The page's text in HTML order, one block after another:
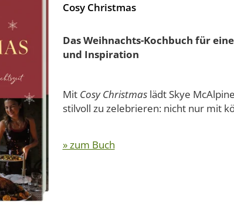
Cosy Christmas
Das Weihnachts-Kochbuch für
und Inspiration
Mit Cosy Christmaslädt Skye
stilvoll zu zelebrieren: nicht nur mit
» zum Buch